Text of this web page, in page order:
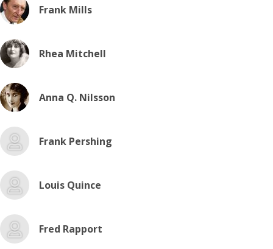
Frank Mills
Rhea Mitchell
Anna Q. Nilsson
Frank Pershing
Louis Quince
Fred Rapport